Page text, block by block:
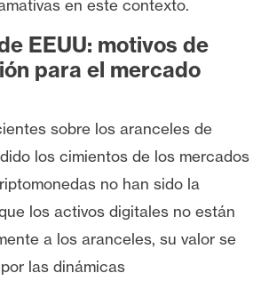
en este contexto.
EEUU: motivos de
para el mercado
sobre los aranceles de
los cimientos de los mercados
no han sido la
los activos digitales no están
a los aranceles, su valor se
las dinámicas